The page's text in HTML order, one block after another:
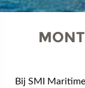
Bij SMI